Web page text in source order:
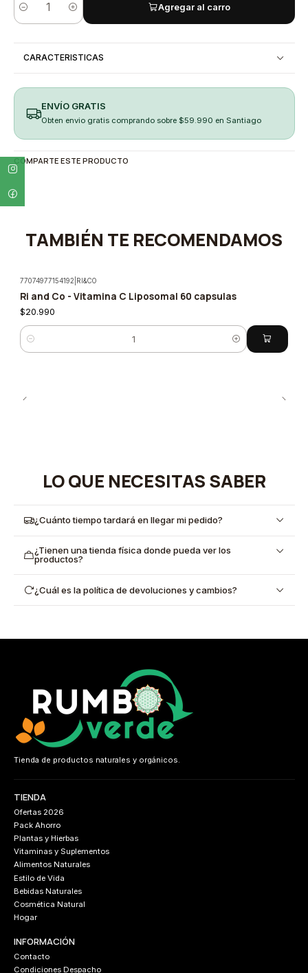
Cantidad
Agregar al carro
CARACTERISTICAS
ENVÍO GRATIS
Obten envio gratis comprando sobre $59.990 en Santiago
COMPARTE ESTE PRODUCTO
TAMBIÉN TE RECOMENDAMOS
77074977154192 RI&CO
Ri and Co - Vitamina C Liposomal 60 capsulas
$20.990
Cantidad
LO QUE NECESITAS SABER
¿Cuánto tiempo tardará en llegar mi pedido?
¿Tienen una tienda física donde pueda ver los
productos?
¿Cuál es la política de devoluciones y cambios?
Tienda de productos naturales y orgánicos.
TIENDA
Ofertas 2026
Pack Ahorro
Plantas y Hierbas
Vitaminas y Suplementos
Alimentos Naturales
Estilo de Vida
Bebidas Naturales
Cosmética Natural
Hogar
INFORMACIÓN
Contacto
Condiciones Despacho